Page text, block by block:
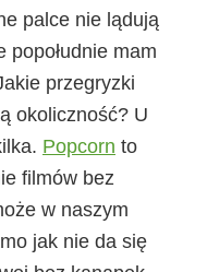
palce nie lądują
popołudnie mam
przegryzki
okoliczność? U
Popcorn to
filmów bez
w naszym
jak nie da się